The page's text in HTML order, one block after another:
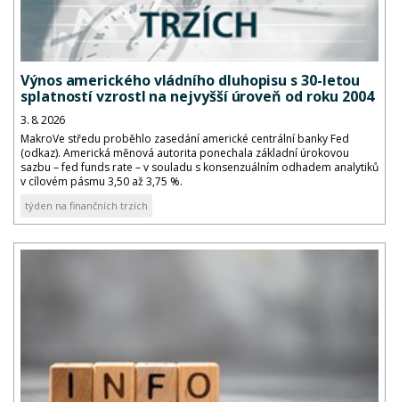
Výnos amerického vládního dluhopisu s 30-letou
splatností vzrostl na nejvyšší úroveň od roku 2004
3. 8. 2026
MakroVe středu proběhlo zasedání americké centrální banky Fed
(odkaz). Americká měnová autorita ponechala základní úrokovou
sazbu – fed funds rate – v souladu s konsenzuálním odhadem analytiků
v cílovém pásmu 3,50 až 3,75 %.
týden na finančních trzích